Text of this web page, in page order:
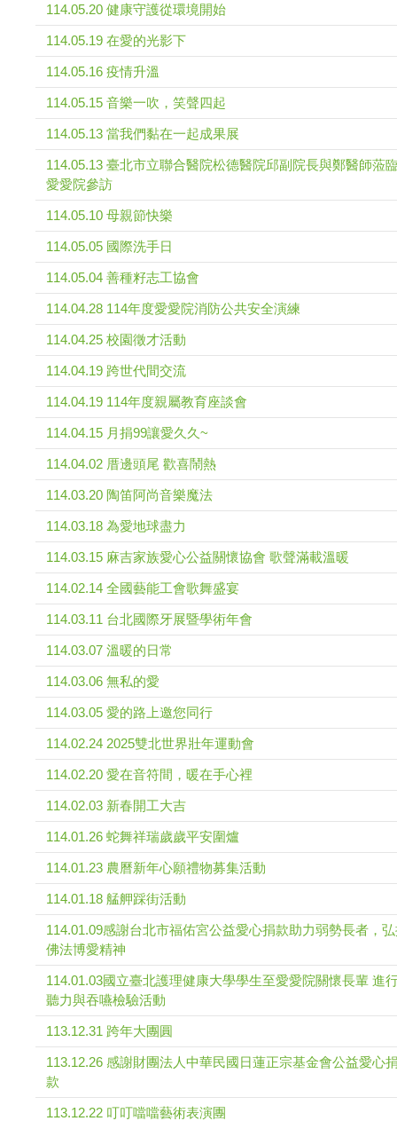
114.05.20 健康守護從環境開始
114.05.19 在愛的光影下
114.05.16 疫情升溫
114.05.15 音樂一吹，笑聲四起
114.05.13 當我們黏在一起成果展
114.05.13 臺北市立聯合醫院松德醫院邱副院長與鄭醫師蒞
愛愛院參訪
114.05.10 母親節快樂
114.05.05 國際洗手日
114.05.04 善種籽志工協會
114.04.28 114年度愛愛院消防公共安全演練
114.04.25 校園徵才活動
114.04.19 跨世代間交流
114.04.19 114年度親屬教育座談會
114.04.15 月捐99讓愛久久~
114.04.02 厝邊頭尾 歡喜鬧熱
114.03.20 陶笛阿尚音樂魔法
114.03.18 為愛地球盡力
114.03.15 麻吉家族愛心公益關懷協會 歌聲滿載溫暖
114.02.14 全國藝能工會歌舞盛宴
114.03.11 台北國際牙展暨學術年會
114.03.07 溫暖的日常
114.03.06 無私的愛
114.03.05 愛的路上邀您同行
114.02.24 2025雙北世界壯年運動會
114.02.20 愛在音符間，暖在手心裡
114.02.03 新春開工大吉
114.01.26 蛇舞祥瑞歲歲平安圍爐
114.01.23 農曆新年心願禮物募集活動
114.01.18 艋舺踩街活動
114.01.09感謝台北市福佑宮公益愛心捐款助力弱勢長者，
佛法博愛精神
114.01.03國立臺北護理健康大學學生至愛愛院關懷長輩 進
聽力與吞嚥檢驗活動
113.12.31 跨年大團圓
113.12.26 感謝財團法人中華民國日蓮正宗基金會公益愛心
款
113.12.22 叮叮噹噹藝術表演團